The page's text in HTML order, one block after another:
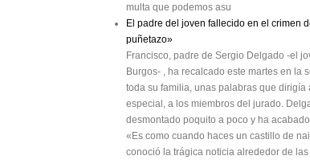
multa que podemos asu
El padre del joven fallecido en el crimen
puñetazo»
Francisco, padre de Sergio Delgado -el
Burgos- , ha recalcado este martes en
toda su familia, unas palabras que
especial, a los miembros del jurado.
desmontado poquito a poco y ha
«Es como cuando haces un castillo de
conoció la trágica noticia alrededor de